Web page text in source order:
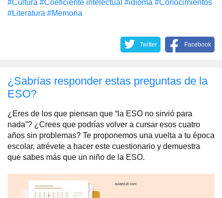
#Cultura #Coeficiente intelectual #idioma #Conocimientos
#Literatura #Memoria
Twitter Facebook
¿Sabrías responder estas preguntas de la
ESO?
¿Eres de los que piensan que “la ESO no sirvió para
nada”? ¿Crees que podrías volver a cursar esos cuatro
años sin problemas? Te proponemos una vuelta a tu época
escolar, atrévete a hacer este cuestionario y demuestra
que sabes más que un niño de la ESO.